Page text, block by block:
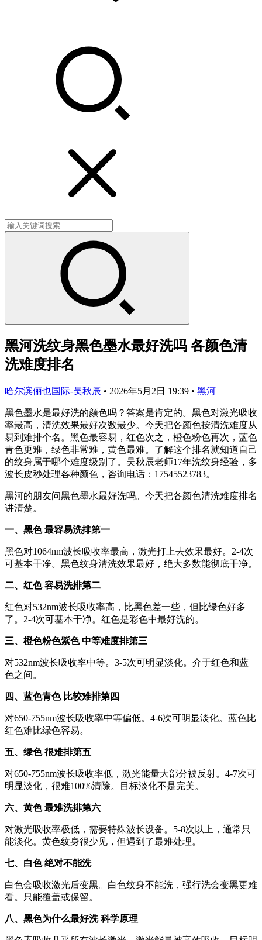
黑河洗纹身黑色墨水最好洗吗 各颜色清
洗难度排名
哈尔滨俪也国际-吴秋辰 • 2026年5月2日 19:39 • 黑河
黑色墨水是最好洗的颜色吗？答案是肯定的。黑色对激光吸收
率最高，清洗效果最好次数最少。今天把各颜色按清洗难度从
易到难排个名。黑色最容易，红色次之，橙色粉色再次，蓝色
青色更难，绿色非常难，黄色最难。了解这个排名就知道自己
的纹身属于哪个难度级别了。吴秋辰老师17年洗纹身经验，多
波长皮秒处理各种颜色，咨询电话：17545523783。
黑河的朋友问黑色墨水最好洗吗。今天把各颜色清洗难度排名
讲清楚。
一、黑色 最容易洗排第一
黑色对1064nm波长吸收率最高，激光打上去效果最好。2-4次
可基本干净。黑色纹身清洗效果最好，绝大多数能彻底干净。
二、红色 容易洗排第二
红色对532nm波长吸收率高，比黑色差一些，但比绿色好多
了。2-4次可基本干净。红色是彩色中最好洗的。
三、橙色粉色紫色 中等难度排第三
对532nm波长吸收率中等。3-5次可明显淡化。介于红色和蓝
色之间。
四、蓝色青色 比较难排第四
对650-755nm波长吸收率中等偏低。4-6次可明显淡化。蓝色比
红色难比绿色容易。
五、绿色 很难排第五
对650-755nm波长吸收率低，激光能量大部分被反射。4-7次可
明显淡化，很难100%清除。目标淡化不是完美。
六、黄色 最难洗排第六
对激光吸收率极低，需要特殊波长设备。5-8次以上，通常只
能淡化。黄色纹身很少见，但遇到了最难处理。
七、白色 绝对不能洗
白色会吸收激光后变黑。白色纹身不能洗，强行洗会变黑更难
看。只能覆盖或保留。
八、黑色为什么最好洗 科学原理